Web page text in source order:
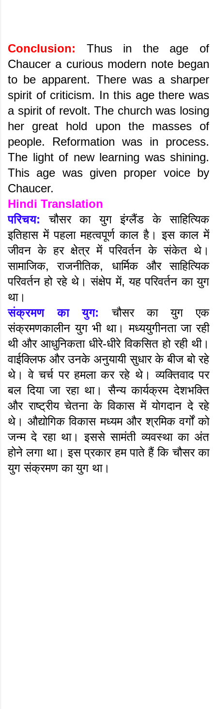
Conclusion: Thus in the age of
Chaucer a curious modern note began
to be apparent. There was a sharper
spirit of criticism. In this age there was
a spirit of revolt. The church was losing
her great hold upon the masses of
people. Reformation was in process.
The light of new learning was shining.
This age was given proper voice by
Chaucer.
Hindi Translation
परिचय: चौसर का युग इंग्लैंड के साहित्यिक
इतिहास में पहला महत्वपूर्ण काल ​​है। इस काल में
जीवन के हर क्षेत्र में परिवर्तन के संकेत थे।
सामाजिक, राजनीतिक, धार्मिक और साहित्यिक
परिवर्तन हो रहे थे। संक्षेप में, यह परिवर्तन का युग
था।
संक्रमण का युग: चौसर का युग एक
संक्रमणकालीन युग भी था। मध्ययुगीनता जा रही
थी और आधुनिकता धीरे-धीरे विकसित हो रही थी।
वाईक्लिफ और उनके अनुयायी सुधार के बीज बो रहे
थे। वे चर्च पर हमला कर रहे थे। व्यक्तिवाद पर
बल दिया जा रहा था। सैन्य कार्यक्रम देशभक्ति
और राष्ट्रीय चेतना के विकास में योगदान दे रहे
थे। औद्योगिक विकास मध्यम और श्रमिक वर्गों को
जन्म दे रहा था। इससे सामंती व्यवस्था का अंत
होने लगा था। इस प्रकार हम पाते हैं कि चौसर का
युग संक्रमण का युग था।